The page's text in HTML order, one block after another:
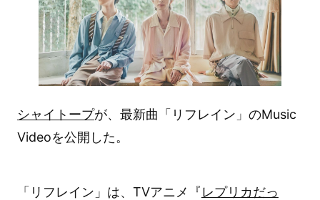
シャイトープが、最新曲「リフレイン」のMusic
Videoを公開した。
「リフレイン」は、TVアニメ『レプリカだっ